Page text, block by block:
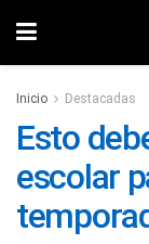
Inicio Destacadas
Esto
escolar